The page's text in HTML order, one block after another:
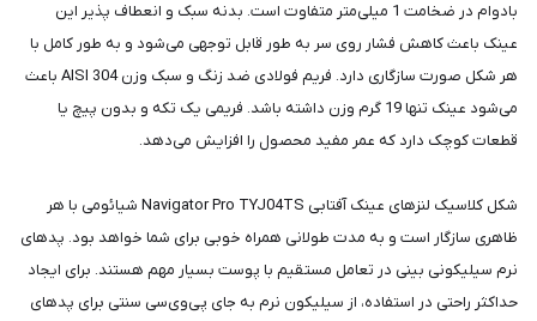
بادوام در ضخامت 1 میلی‌متر متفاوت است. بدنه سبک و انعطاف پذیر این
عینک باعث کاهش فشار روی سر به طور قابل توجهی می‌شود و به طور کامل با
هر شکل صورت سازگاری دارد. فریم فولادی ضد زنگ و سبک وزن AISI 304 باعث
می‌شود عینک تنها 19 گرم وزن داشته باشد. فریمی یک تکه و بدون پیچ یا
قطعات کوچک دارد که عمر مفید محصول را افزایش می‌دهد.
شکل کلاسیک لنزهای عینک آفتابی Navigator Pro TYJ04TS شیائومی با هر
ظاهری سازگار است و به مدت طولانی همراه خوبی برای شما خواهد بود. پدهای
نرم سیلیکونی بینی در تعامل مستقیم با پوست بسیار مهم هستند. برای ایجاد
حداکثر راحتی در استفاده، از سیلیکون نرم به جای پی‌وی‌سی سنتی برای پدهای